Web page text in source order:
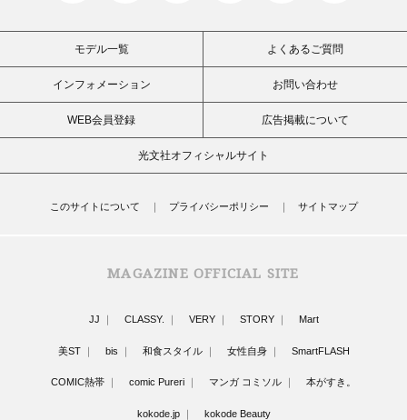
モデル一覧 よくあるご質問
インフォメーション お問い合わせ
WEB会員登録 広告掲載について
光文社オフィシャルサイト
このサイトについて プライバシーポリシー サイトマップ
MAGAZINE OFFICIAL SITE
JJ CLASSY. VERY STORY Mart
美ST bis 和食スタイル 女性自身 SmartFLASH
COMIC熱帯 comic Pureri マンガ コミソル 本がすき。
kokode.jp kokode Beauty